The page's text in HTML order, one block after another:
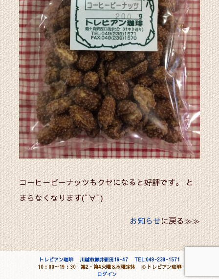
コーヒーピーナッツもクセになると好評です。 と
まらなくなります(ﾟ∀ﾟ)
お知らせに戻る≫≫
トレビアン珈琲 川越市鯨井新田16-47
TEL:049-239-1571
10：00～19：30 第2・第4火曜＆水曜定休
© トレビアン珈琲
ログイン